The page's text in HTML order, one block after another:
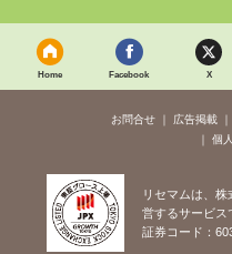
Home Facebook X
お問合せ 広告掲載
個
リセマムは、
営するサービス
証券コード：